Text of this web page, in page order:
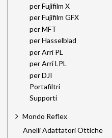
per Fujifilm X
per Fujifilm GFX
per MFT
per Hasselblad
per Arri PL
per Arri LPL
per DJI
Portafiltri
Supporti
Mondo Reflex
Anelli Adattatori Ottiche